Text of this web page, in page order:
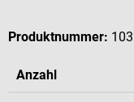
Produktnummer:
Anzahl